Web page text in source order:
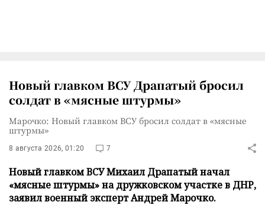
Новый главком ВСУ Драпатый бросил
солдат в «мясные штурмы»
Марочко: Новый главком ВСУ бросил солдат в «мясные
штурмы»
8 августа 2026, 01:20 7
Новый главком ВСУ Михаил Драпатый начал
«мясные штурмы» на дружковском участке в ДНР,
заявил военный эксперт Андрей Марочко.